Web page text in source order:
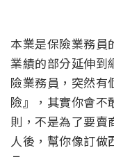
本業是保險業務員
業績的部分延伸到
險業務員，突然有
險』，其實你會不
則，不是為了要賣
人後，幫你像訂做